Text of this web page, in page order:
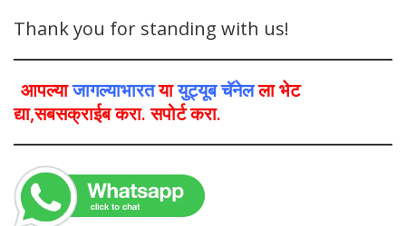
Thank you for standing with us!
आपल्याजागल्याभारतयायुट्यूब चॅनेलला भेट
द्या,सबसक्राईब करा. सपोर्ट करा.